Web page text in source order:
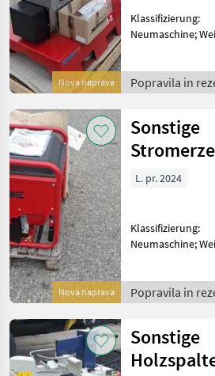
Nova naprava
Klassifizierung:
Neumaschine;
Generator EZG
Popravila in
deli
Popravila in
Nova naprava
Sonstige
Endress
L. pr. 2024
Klassifizierung:
Neumaschine;
ESE606 Popravila in
rezervni deli
Popravila in
Sonstige